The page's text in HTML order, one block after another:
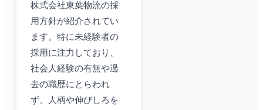
株式会社東葉物流の採
用方針が紹介されてい
ます。特に未経験者の
採用に注力しており、
社会人経験の有無や過
去の職歴にとらわれ
ず、人柄や伸びしろを